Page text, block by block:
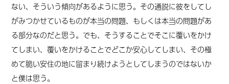
ない、そういう傾向があるように思う。その通説に彼をしてし
がみつかせているものが本当の問題、もしくは本当の問題があ
る部分なのだと思う。 でも、 そうすることでそこに覆いをかけ
てしまい、覆いをかけることでどこか安心してしまい、その極
めて脆い安住の地に留まり続けようとしてしまうのではないか
と僕は思う。